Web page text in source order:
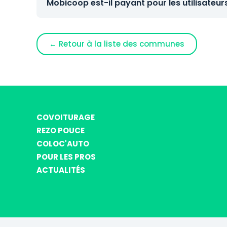
Mobicoop est-il payant pour les
← Retour à la liste des communes
COVOITURAGE
REZO POUCE
COLOC'AUTO
POUR LES PROS
ACTUALITÉS